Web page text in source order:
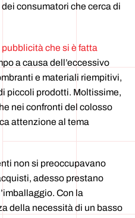
consumatori che cerca di
che si è fatta
a causa dell’eccessivo
e materiali riempitivi,
piccoli prodotti. Moltissime,
nei confronti del colosso
attenzione al tema
non si preoccupavano
adesso prestano
Con la
della necessità di un basso